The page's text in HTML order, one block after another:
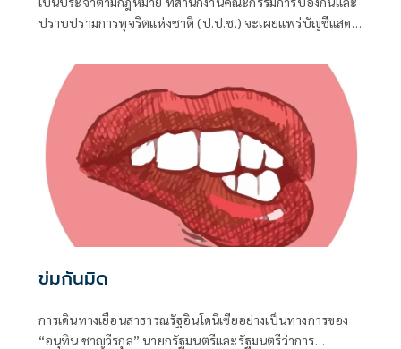
ปราบปรามการทุจริตแห่งชาติ (ป.ป.ช.) จะเผยแพร่บัญชีแสดง
ว่าจะเป็นกรณีเข้ารับตำแหน่ง หรือพ้นจากตำแหน่ง
ข่มกันมิด
การเดินทางเยือนสาธารณรัฐอินโดนีเซียอย่างเป็นทางการของ
“อนุทิน ชาญวีรกูล” นายกรัฐมนตรีและรัฐมนตรีว่าการ